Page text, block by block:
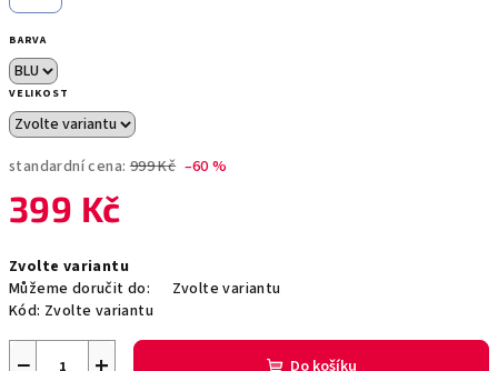
BARVA
VELIKOST
standardní cena: 999 Kč –60 %
399 Kč
cena:
Zvolte variantu
Můžeme doručit do:
Zvolte variantu
Kód: Zvolte variantu
Do košíku